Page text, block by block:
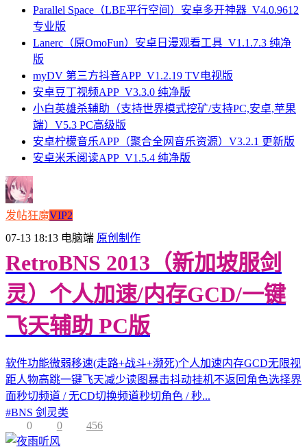
Parallel Space（LBE平行空间）安卓多开神器_V4.0.9612
专业版
Lanerc（原OmoFun）安卓日漫观看工具_V1.1.7.3 纯净
版
myDV 第三方抖音APP_V1.2.19 TV电视版
安卓豆丁视频APP_V3.3.0 纯净版
小白英雄杀辅助（支持世界模式挖矿/支持PC,安卓,苹果
端）V5.3 PC高级版
安卓柠檬音乐APP（聚合全网音乐资源）V3.2.1 更新版
安卓米禾阅读APP_V1.5.4 纯净版
发帖狂魔VIP2
07-13 18:13 电脑端 原创制作
RetroBNS 2013（新加坡服剑
灵）个人加速/内存GCD/一键
飞天辅助 PC版
软件功能微弱移速(走路+战斗+濒死)个人加速内存GCD无限视
距人物高跳一键飞天减少读图暴击抖动挂机不返回角色选择界
面秒切频道 / 无CD切换频道秒切角色 / 秒...
#BNS 剑灵类
0
0 456